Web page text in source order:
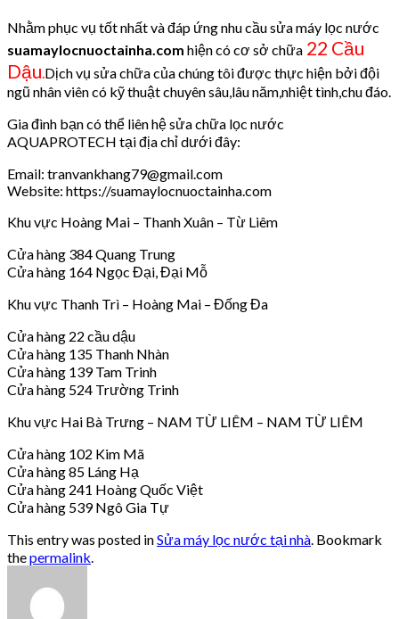
Nhằm phục vụ tốt nhất và đáp ứng nhu cầu sửa máy lọc nước
suamaylocnuoctainha.com hiện có cơ sở chữa 22 Cầu
Dậu Dịch vụ sửa chữa của chúng tôi được thực hiện bởi đội
ngũ nhân viên có kỹ thuật chuyên sâu,lâu năm,nhiệt tình,chu đáo.
Gia đình bạn có thể liên hệ sửa chữa lọc nước
AQUAPROTECH tại địa chỉ dưới đây:
Email: tranvankhang79@gmail.com
Website: https://suamaylocnuoctainha.com
Khu vực Hoàng Mai – Thanh Xuân – Từ Liêm
Cửa hàng 384 Quang Trung
Cửa hàng 164 Ngọc Đại, Đại Mỗ
Khu vực Thanh Trì – Hoàng Mai – Đống Đa
Cửa hàng 22 cầu dậu
Cửa hàng 135 Thanh Nhàn
Cửa hàng 139 Tam Trinh
Cửa hàng 524 Trường Trinh
Khu vực Hai Bà Trưng – NAM TỪ LIÊM – NAM TỪ LIÊM
Cửa hàng 102 Kim Mã
Cửa hàng 85 Láng Hạ
Cửa hàng 241 Hoàng Quốc Việt
Cửa hàng 539 Ngô Gia Tự
This entry was posted inSửa máy lọc nước tại nhà . Bookmark
thepermalink